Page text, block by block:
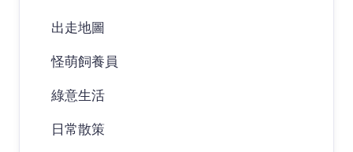
出走地圖
怪萌飼養員
綠意生活
日常散策